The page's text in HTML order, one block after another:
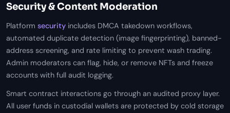
Security & Content Moderation
Platform security includes DMCA takedown workflows,
automated duplicate detection (image fingerprinting), banned-
address screening, and rate limiting to prevent wash trading.
Admin moderators can flag, hide, or remove NFTs and freeze
accounts with full audit logging.
Smart contract interactions go through an audited proxy layer.
All user funds in custodial wallets are protected by cold storage